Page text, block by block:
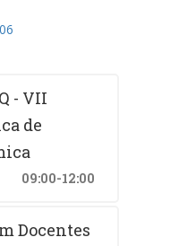
- VII
de
09:00-12:00
Docentes